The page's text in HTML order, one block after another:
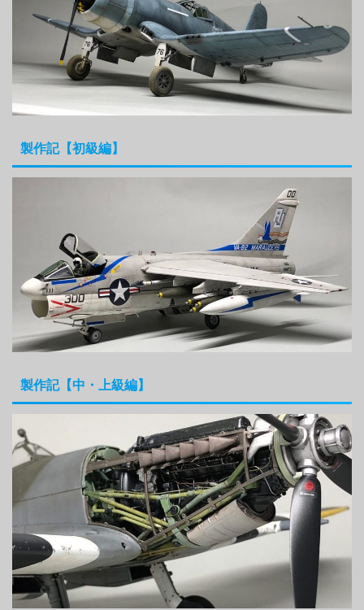
製作記【初級編】
製作記【中・上級編】